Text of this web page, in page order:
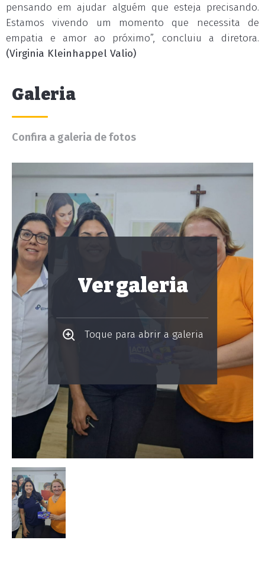
pensando em ajudar alguém que esteja precisando.
Estamos vivendo um momento que necessita de
empatia e amor ao próximo”, concluiu a diretora.
(Virginia Kleinhappel Valio)
Galeria
Confira a galeria de fotos
Ver galeria
Toque para abrir a galeria